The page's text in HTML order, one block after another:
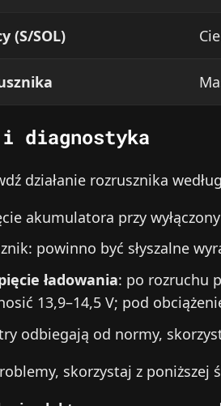
(S/SOL)
i diagnostyka
działanie rozrusznika
akumulatora przy
powinno być słyszalne
ładowania: po rozruchu
13,9–14,5 V; pod
odbiegają od normy,
skorzystaj z poniższej